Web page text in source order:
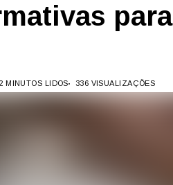
2 MINUTOS LIDOS 336 VISUALIZAÇÕES